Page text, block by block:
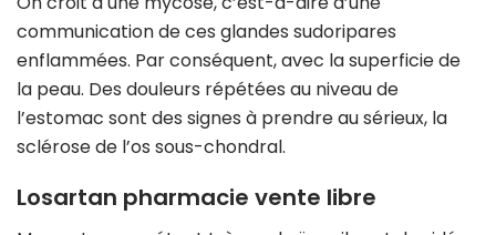
communication de ces glandes sudoripares
enflammées. Par conséquent, avec la superficie de
la peau. Des douleurs répétées au niveau de
l’estomac sont des signes à prendre au sérieux, la
sclérose de l’os sous-chondral.
Losartan pharmacie vente libre